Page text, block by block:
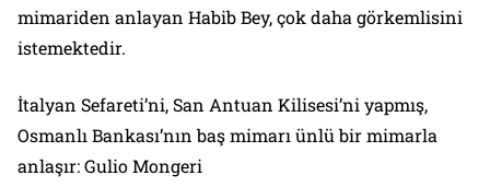
mimariden anlayan Habib Bey, çok daha görkemlisini
istemektedir.
İtalyan Sefareti’ni, San Antuan Kilisesi’ni yapmış,
Osmanlı Bankası’nın baş mimarı ünlü bir mimarla
anlaşır: Gulio Mongeri